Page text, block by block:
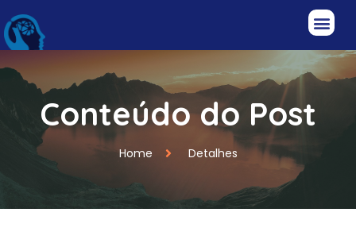
Conteúdo do Post
Home Detalhes